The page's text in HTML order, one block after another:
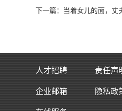
下一篇：当着女儿的面，丈
人才招聘 责任声
企业邮箱 隐私政